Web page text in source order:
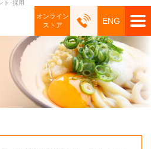
ト･採用
オンライン
ストア
ENG